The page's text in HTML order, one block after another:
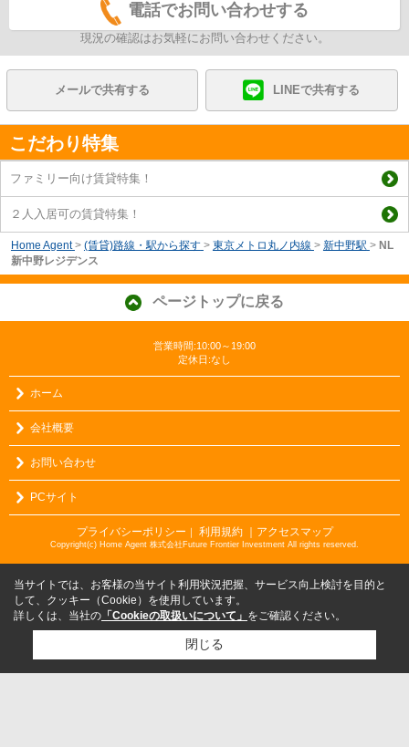
電話でお問い合わせする
現況の確認はお気軽にお問い合わせください。
メールで共有する LINEで共有する
こだわり特集
ファミリー向け賃貸特集！
２人入居可の賃貸特集！
Home Agent > (賃貸)路線・駅から探す > 東京メトロ丸ノ内線 > 新中野駅 > NL
新中野レジデンス
ページトップに戻る
営業時間:10:00～19:00
定休日:なし
ホーム
会社概要
お問い合わせ
PCサイト
プライバシーポリシー 利用規約 ｜アクセスマップ
Copyright(c) Home Agent 株式会社Future Frontier Investment All rights reserved.
当サイトでは、お客様の当サイト利用状況把握、サービス向上検討を目的と
して、クッキー（Cookie）を使用しています。
詳しくは、当社の 「Cookieの取扱いについて」 をご確認ください。
閉じる